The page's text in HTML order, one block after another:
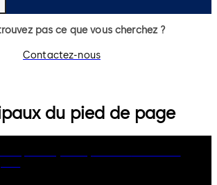
pas ce que vous cherchez ?
Contactez-nous
du pied de page